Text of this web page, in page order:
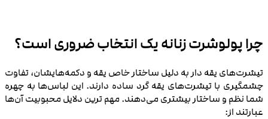
چرا پولوشرت زنانه یک انتخاب ضروری است؟
تیشرت‌های یقه دار به دلیل ساختار خاص یقه و دکمه‌هایشان، تفاوت
چشمگیری با تیشرت‌های یقه گرد ساده دارند. این لباس‌ها به چهره
شما نظم و ساختار بیشتری می‌دهند. مهم‌ ترین دلایل محبوبیت آن‌ها
عبارتند از: